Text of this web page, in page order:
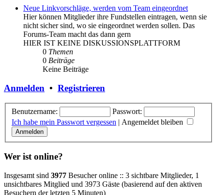
Neue Linkvorschläge, werden vom Team eingeordnet
Hier können Mitglieder ihre Fundstellen eintragen, wenn sie
nicht sicher sind, wo sie eingeordnet werden sollen. Das
Forums-Team macht das dann gern
HIER IST KEINE DISKUSSIONSPLATTFORM
0 Themen
0 Beiträge
Keine Beiträge
Anmelden • Registrieren
Benutzername:
Passwort:
Ich habe mein Passwort vergessen | Angemeldet bleiben
Wer ist online?
Insgesamt sind 3977 Besucher online :: 3 sichtbare Mitglieder, 1
unsichtbares Mitglied und 3973 Gäste (basierend auf den aktiven
Besuchern der letzten 5 Minuten)